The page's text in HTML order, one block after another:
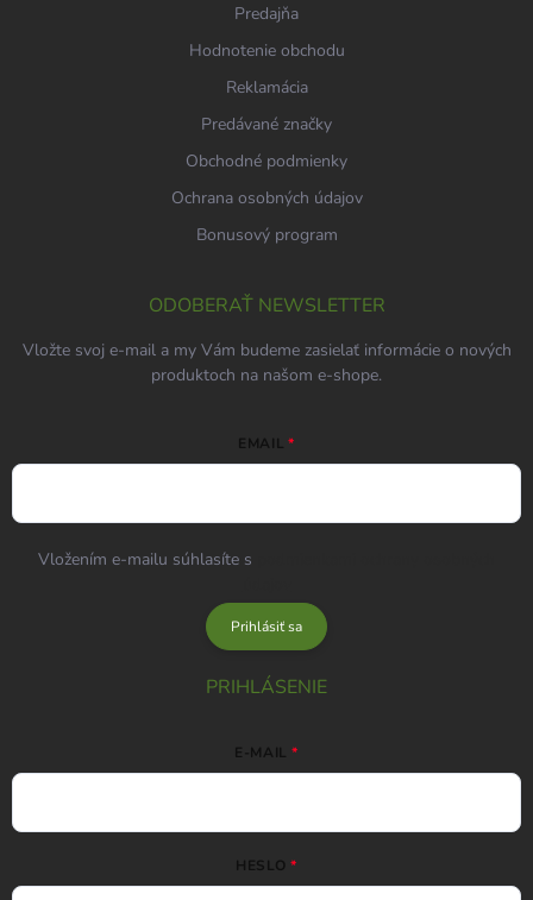
Predajňa
Hodnotenie obchodu
Reklamácia
Predávané značky
Obchodné podmienky
Ochrana osobných údajov
Bonusový program
ODOBERAŤ NEWSLETTER
Vložte svoj e-mail a my Vám budeme zasielať informácie o nových
produktoch na našom e-shope.
EMAIL
Vložením e-mailu súhlasíte s
Prihlásiť sa
PRIHLÁSENIE
E-MAIL
HESLO